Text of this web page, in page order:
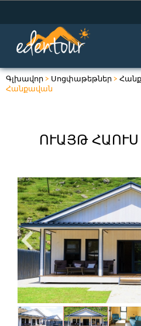
Գլխավոր> Սոցփաթեթներ>
Հանքավան
ՈՒԱՅԹ